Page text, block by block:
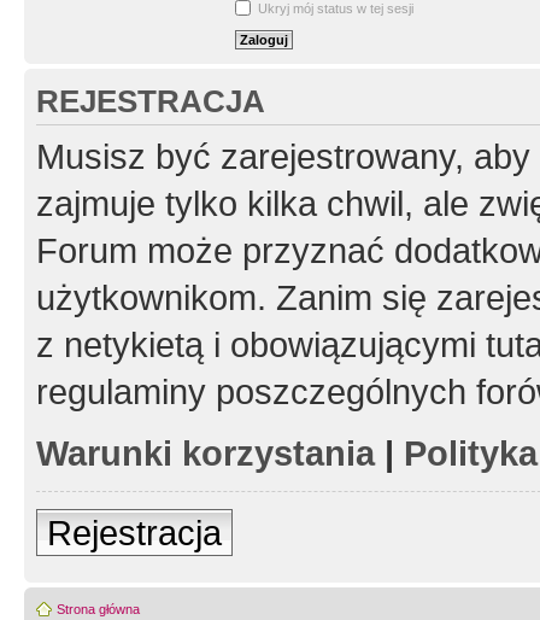
Ukryj mój status w tej sesji
REJESTRACJA
Musisz być zarejestrowany,
zajmuje tylko kilka chwil, ale
Forum może przyznać
użytkownikom. Zanim się
z netykietą i obowiązującymi
regulaminy poszczególnych
Warunki korzystania|
Rejestracja
Strona główna